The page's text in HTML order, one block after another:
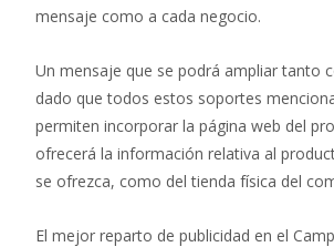
mensaje como a cada negocio.
Un mensaje que se podrá ampliar tanto
dado que todos estos soportes
permiten incorporar la página web del
ofrecerá la información relativa al
se ofrezca, como del tienda física del
El mejor reparto de publicidad en el